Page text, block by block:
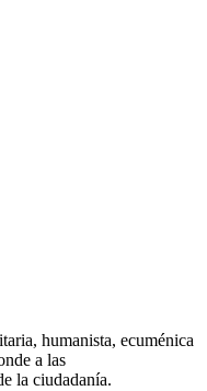
humanista, ecuménica
a las
la ciudadanía.